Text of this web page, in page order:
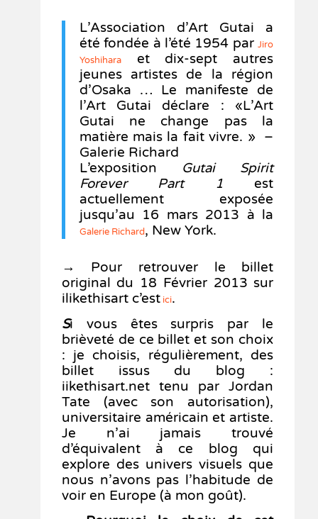
L’Association d’Art Gutai a
été fondée à l’été 1954 parJiro
Yoshiharaet dix-sept autres
jeunes artistes de la région
d’Osaka … Le manifeste de
l’Art Gutai déclare : «L’Art
Gutai ne change pas la
matière mais la fait vivre. » –
Galerie Richard
L’exposition Gutai Spirit
Forever Part 1 est
actuellement exposée
jusqu’au 16 mars 2013 à la
Galerie Richard, New York.
→ Pour retrouver le billet
original du 18 Février 2013 sur
ilikethisart c’estici.
Si
vous êtes surpris par le
brièveté de ce billet et son choix
: je choisis, régulièrement, des
billet issus du blog :
iikethisart.net tenu par Jordan
Tate (avec son autorisation),
universitaire américain et artiste.
Je n’ai jamais trouvé
d’équivalent à ce blog qui
explore des univers visuels que
nous n’avons pas l’habitude de
voir en Europe (à mon goût).